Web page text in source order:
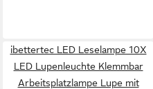
ibettertec LED Leselampe 10X
LED Lupenleuchte Klemmbar
Arbeitsplatzlampe Lupe mit